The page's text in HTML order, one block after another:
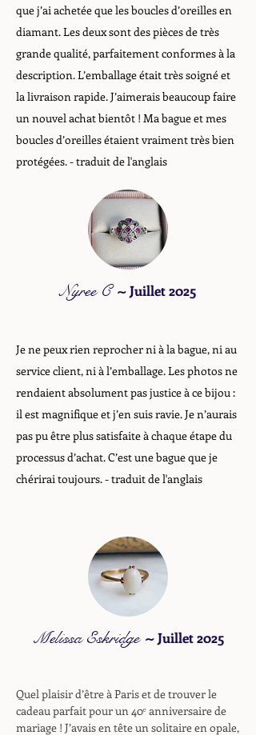
que j’ai achetée que les boucles d’oreilles en
diamant. Les deux sont des pièces de très
grande qualité, parfaitement conformes à la
description. L’emballage était très soigné et
la livraison rapide. J’aimerais beaucoup faire
un nouvel achat bientôt ! Ma bague et mes
boucles d’oreilles étaient vraiment très bien
protégées. - traduit de l'anglais
Nyree C ~Juillet 2025
Je ne peux rien reprocher ni à la bague, ni au
service client, ni à l’emballage. Les photos ne
rendaient absolument pas justice à ce bijou :
il est magnifique et j’en suis ravie. Je n’aurais
pas pu être plus satisfaite à chaque étape du
processus d’achat. C’est une bague que je
chérirai toujours.- traduit de l'anglais
Melissa Eskridge~Juillet 2025
Quel plaisir d’être à Paris et de trouver le
cadeau parfait pour un 40ᵉ anniversaire de
mariage ! J’avais en tête un solitaire en opale,